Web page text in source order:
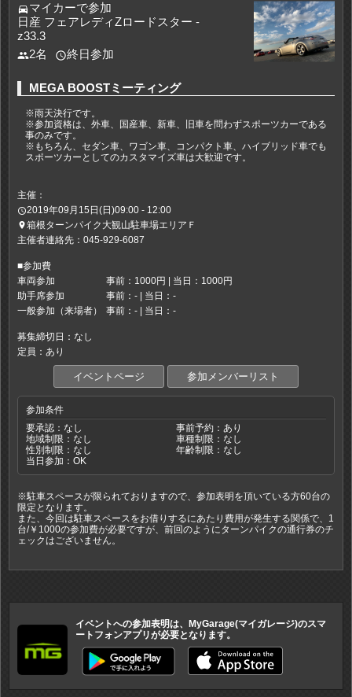
directions_carマイカーで参加
日産 フェアレディZロードスター -
z33.3
people2名 access_time終日参加
MEGA BOOSTミーティング
※雨天決行です。
※参加資格は、外車、国産車、新車、旧車を問わずスポーツカーである
事のみです。
※もちろん、セダン車、ワゴン車、コンパクト車、ハイブリッド車でも
スポーツカーとしてのカスタマイズ車は大歓迎です。
主催：
access_time2019年09月15日(日)09:00 - 12:00
place箱根ターンパイク大観山駐車場エリアＦ
主催者連絡先：045-929-6087
■参加費
車両参加
事前：1000円 | 当日：1000円
助手席参加
事前：- | 当日：-
一般参加（来場者）
事前：- | 当日：-
募集締切日：なし
定員：あり
イベントページ 参加メンバーリスト
参加条件
要承認：なし
事前予約：あり
地域制限：なし
車種制限：なし
性別制限：なし
年齢制限：なし
当日参加：OK
※駐車スペースが限られておりますので、参加表明を頂いている方60台の
限定となります。
また、今回は駐車スペースをお借りするにあたり費用が発生する関係で、1
台/￥1000の参加費が必要ですが、前回のようにターンパイクの通行券のチ
ェックはございません。
イベントへの参加表明は、MyGarage(マイガレージ)のスマ
ートフォンアプリが必要となります。